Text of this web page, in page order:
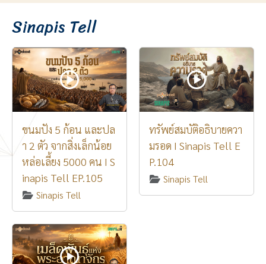
Sinapis Tell
ขนมปัง 5 ก้อน และปล
า 2 ตัว จากสิ่งเล็กน้อย
หล่อเลี้ยง 5000 คน I S
inapis Tell EP.105
Sinapis Tell
ทรัพย์สมบัติอธิบายควา
มรอด I Sinapis Tell E
P.104
Sinapis Tell